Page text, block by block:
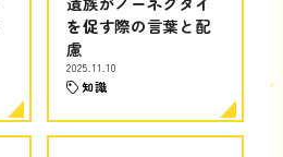
を促す際の言葉と配
慮
2025.11.10
知識